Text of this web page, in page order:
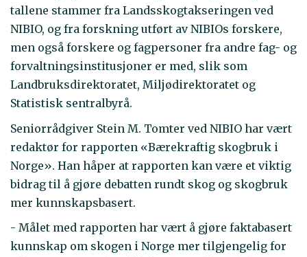
tallene stammer fra Landsskogtakseringen ved
NIBIO, og fra forskning utført av NIBIOs forskere,
men også forskere og fagpersoner fra andre fag- og
forvaltningsinstitusjoner er med, slik som
Landbruksdirektoratet, Miljødirektoratet og
Statistisk sentralbyrå.
Seniorrådgiver Stein M. Tomter ved NIBIO har vært
redaktør for rapporten «Bærekraftig skogbruk i
Norge». Han håper at rapporten kan være et viktig
bidrag til å gjøre debatten rundt skog og skogbruk
mer kunnskapsbasert.
- Målet med rapporten har vært å gjøre faktabasert
kunnskap om skogen i Norge mer tilgjengelig for